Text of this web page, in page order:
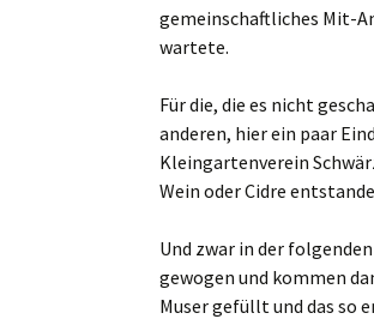
Makerspace
Repair Café
Die Strick- und
Häkelmädels
Strickmädels
(Donnerstags 10 uhr
Gruppe)
gemeinschaftliches Mit-
wartete.
Für die, die es nicht
anderen, hier ein paar
Kleingartenverein
Wein oder Cidre
Und zwar in der
gewogen und kommen
Muser gefüllt und das so